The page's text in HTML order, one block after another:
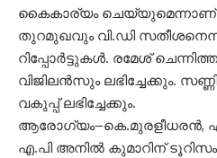
കൈകാര്യം
തുറമുഖവും വി.ഡി
റിപ്പോര്‍ട്ടുകള്‍. രമേശ്
വിജിലന്‍സും ലഭിച്ചേക്കും.
വകുപ്പ് ലഭിച്ചേക്കും.
എ.പി അനില്‍ കുമാറിന് ടൂറിസം